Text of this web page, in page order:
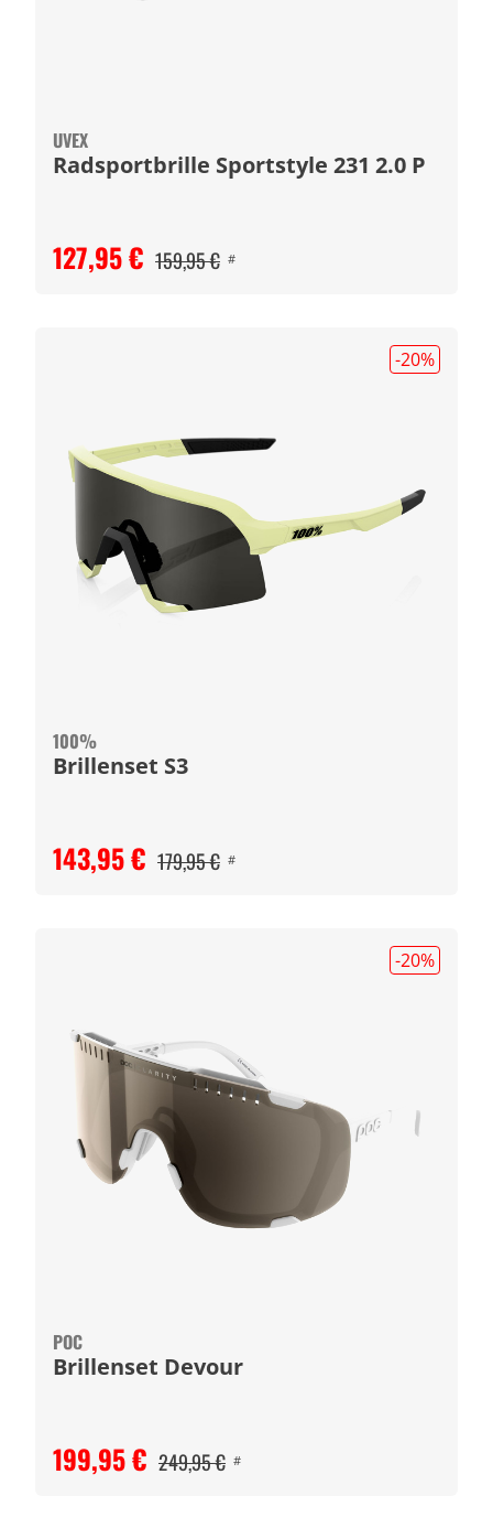
UVEX
Radsportbrille Sportstyle 231 2.0 P
127,95 € 159,95 € #
-20%
100%
Brillenset S3
143,95 € 179,95 € #
-20%
POC
Brillenset Devour
199,95 € 249,95 € #